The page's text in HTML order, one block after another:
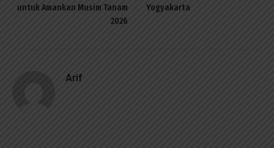
untuk Amankan Musim Tanam
2026
Yogyakarta
Arif